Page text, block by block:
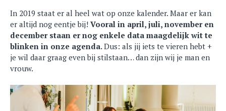
In 2019 staat er al heel wat op onze kalender. Maar er kan
er altijd nog eentje bij! Vooral in april, juli, november en
december staan er nog enkele data maagdelijk wit te
blinken in onze agenda.Dus: als jij iets te vieren hebt +
je wil daar graag even bij stilstaan… dan zijn wij je man en
vrouw.